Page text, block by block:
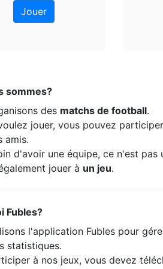
Jouer
sommes?
des matchs de football.
jouer, vous pouvez
amis.
d'avoir une équipe, ce n'est pas
jouer à un jeu.
Fubles?
l'application Fubles pour
statistiques.
à nos jeux, vous devez